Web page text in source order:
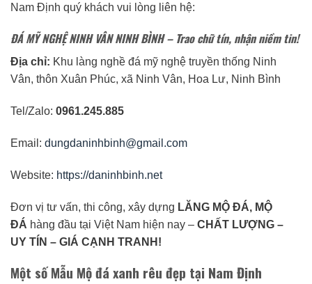
Nam Định quý khách vui lòng liên hệ:
ĐÁ MỸ NGHỆ NINH VÂN NINH BÌNH – Trao chữ tín, nhận niềm tin!
Địa chỉ: Khu làng nghề đá mỹ nghệ truyền thống Ninh
Vân, thôn Xuân Phúc, xã Ninh Vân, Hoa Lư, Ninh Bình
Tel/Zalo: 0961.245.885
Email: dungdaninhbinh@gmail.com
Website: https://daninhbinh.net
Đơn vị tư vấn, thi công, xây dựng LĂNG MỘ ĐÁ, MỘ
ĐÁ hàng đầu tại Việt Nam hiện nay – CHẤT LƯỢNG –
UY TÍN – GIÁ CẠNH TRANH!
Một số Mẫu Mộ đá xanh rêu đẹp tại Nam Định